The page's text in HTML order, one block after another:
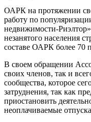
ОАРК на протяжении
работу по
недвижимости-
незанятого населения
составе ОАРК более 70
В своем обращении
своих членов, так и
сообщества, которое
затруднения, так как
приостановить
неоплачиваемые